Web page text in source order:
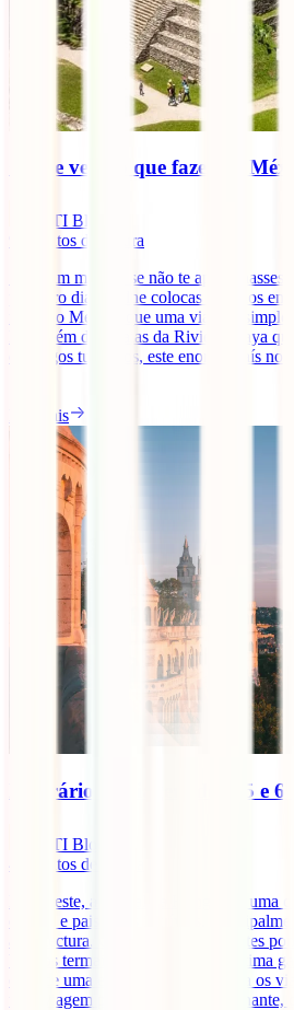
O que ver e o que fazer no
IATI Blog
minutos de leitura
Seria um milagre se não te
primeiro dia que lhe colocas os olhos em
fazer no México que uma viagem
Para além das praias da Riviera Maya
catálogos turísticos, este enorme país
Ler mais
Itinerário de viagem de 4, 5 e 6
IATI Blog
minutos de leitura
Budapeste, a capital da Hungria, é uma
cultura e paisagens incríveis,
arquitectura. Com as impressionantes
banhos termais relaxantes e uma ótima
oferece uma experiência única para os
uma viagem para esta cidade fascinante,